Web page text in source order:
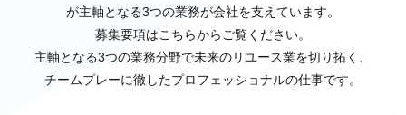
が主軸となる3つの業務が会社を支えています。
募集要項はこちらからご覧ください。
主軸となる3つの業務分野で未来のリユース業を切り拓く、
チームプレーに徹したプロフェッショナルの仕事です。